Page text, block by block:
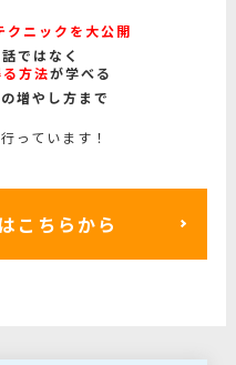
クニックを大公開
ではなく
方法が学べる
増やし方まで
っています！
こちらから